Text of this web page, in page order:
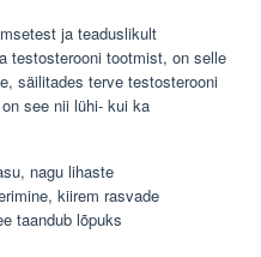
ja teaduslikult
testosterooni tootmist, on selle
säilitades terve testosterooni
see nii lühi- kui ka
nagu lihaste
kiirem rasvade
taandub lõpuks